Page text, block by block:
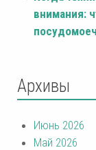
внимания:
Архивы
Июнь 2026
Май 2026